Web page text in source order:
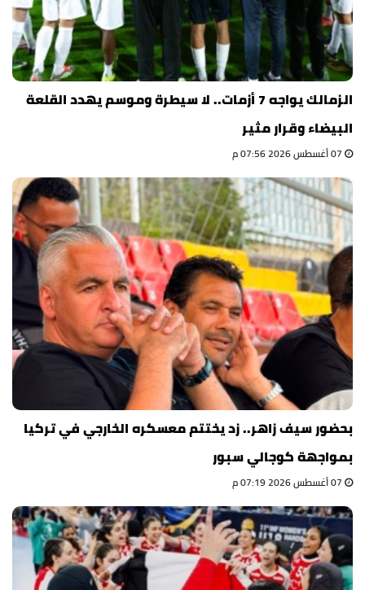
الزمالك يواجه 7 أزمات.. لا سيطرة وموسم يهدد القلعة
البيضاء وقرار مثير
بحضور سيف زاهر.. زد يختتم معسكره الخارجي في تركيا
بمواجهة كوجالي سبور